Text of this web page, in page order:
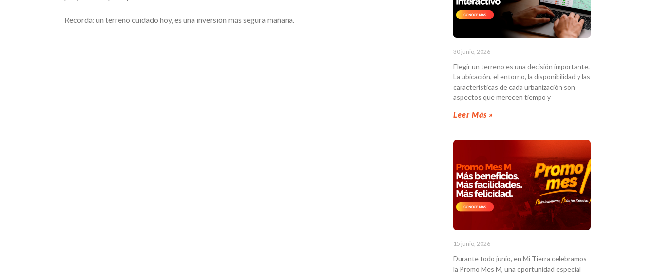
Recordá: un terreno cuidado hoy, es una inversión más segura mañana.
30 junio, 2026
Elegir un terreno es una decisión importante.
La ubicación, el entorno, la disponibilidad y las
características de cada urbanización son
aspectos que merecen tiempo y
Leer Más »
15 junio, 2026
Durante todo junio, en Mi Tierra celebramos
la Promo Mes M, una oportunidad especial